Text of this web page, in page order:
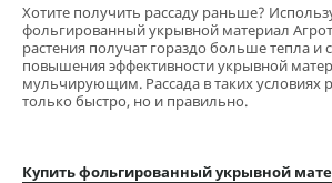
Хотите получить рассаду раньше?
фольгированный укрывной материал
растения получат гораздо больше тепла и
повышения эффективности укрывной
мульчирующим. Рассада в таких условиях
только быстро, но и правильно.
Купить фольгированный укрывной